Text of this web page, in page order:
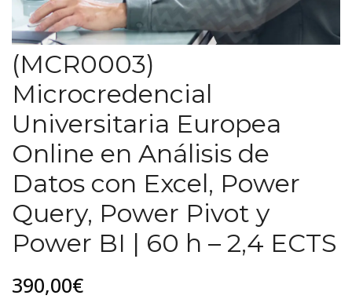
(MCR0003)
Microcredencial
Universitaria Europea
Online en Análisis de
Datos con Excel, Power
Query, Power Pivot y
Power BI | 60 h – 2,4 ECTS
390,00€